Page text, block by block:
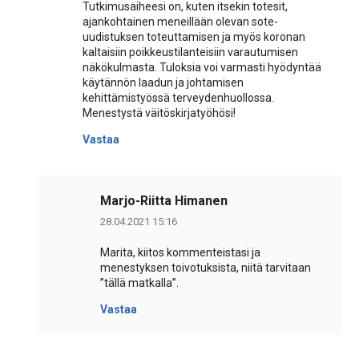
Tutkimusaiheesi on, kuten itsekin totesit,
ajankohtainen meneillään olevan sote-
uudistuksen toteuttamisen ja myös koronan
kaltaisiin poikkeustilanteisiin varautumisen
näkökulmasta. Tuloksia voi varmasti hyödyntää
käytännön laadun ja johtamisen
kehittämistyössä terveydenhuollossa.
Menestystä väitöskirjatyöhösi!
Vastaa
Marjo-Riitta Himanen
28.04.2021 15:16
Marita, kiitos kommenteistasi ja
menestyksen toivotuksista, niitä tarvitaan
”tällä matkalla”.
Vastaa